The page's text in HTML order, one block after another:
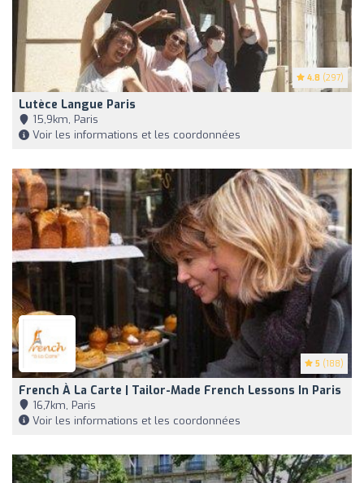
4.8 (297)
Lutèce Langue Paris
15,9km, Paris
Voir les informations et les coordonnées
5 (188)
French À La Carte | Tailor-Made French Lessons In Paris
16,7km, Paris
Voir les informations et les coordonnées